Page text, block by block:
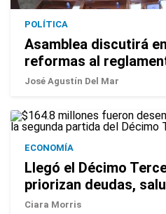
POLÍTICA
Asamblea discutirá
reformas al
José Agustín Del Mar
ECONOMÍA
Llegó el Décimo
priorizan deudas,
Ciara Morris